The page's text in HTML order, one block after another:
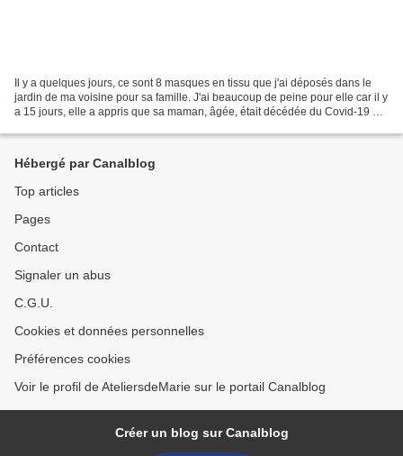
Il y a quelques jours, ce sont 8 masques en tissu que j'ai déposés dans le
jardin de ma voisine pour sa famille. J'ai beaucoup de peine pour elle car il y
a 15 jours, elle a appris que sa maman, âgée, était décédée du Covid-19 en
Hébergé par Canalblog
Top articles
Pages
Contact
Signaler un abus
C.G.U.
Cookies et données personnelles
Préférences cookies
Voir le profil de AteliersdeMarie sur le portail Canalblog
Créer un blog sur Canalblog